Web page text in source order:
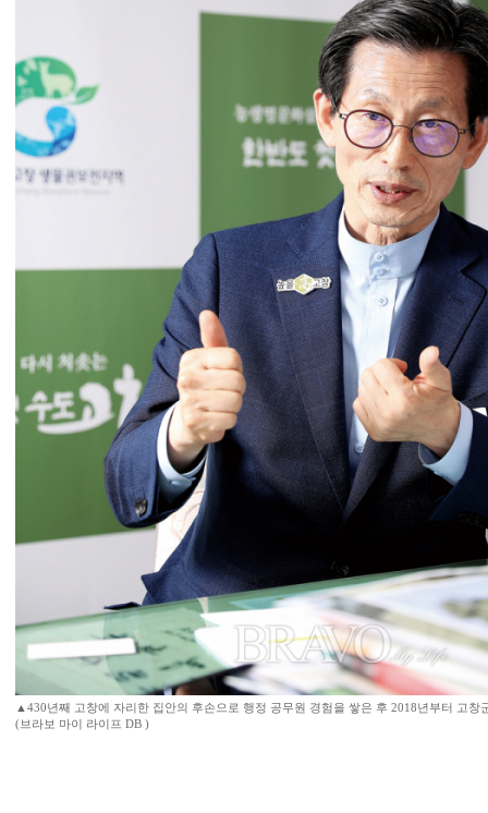
▲430년째 고창에 자리한 집안의 후손으로 행정 공무원 경험을 쌓은 후 2018년부터 고창
(브라보 마이 라이프 DB )